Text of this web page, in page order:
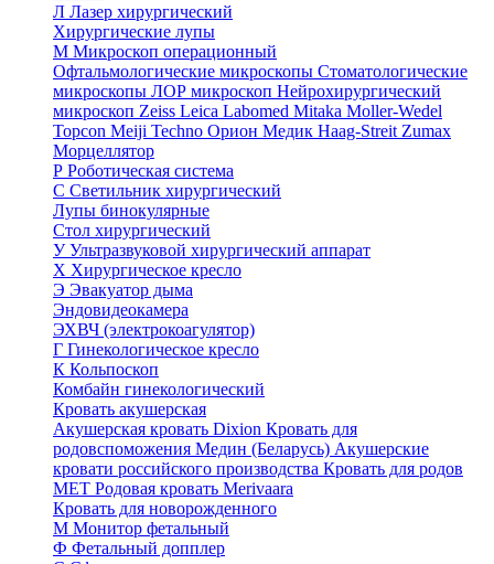
Л Лазер хирургический
Хирургические лупы
М Микроскоп операционный
Офтальмологические микроскопы Стоматологические
микроскопы ЛОР микроскоп Нейрохирургический
микроскоп Zeiss Leica Labomed Mitaka Moller-Wedel
Topcon Meiji Techno Орион Медик Haag-Streit Zumax
Морцеллятор
Р Роботическая система
С Светильник хирургический
Лупы бинокулярные
Стол хирургический
УУльтразвуковой хирургический аппарат
Х Хирургическое кресло
Э Эвакуатор дыма
Эндовидеокамера
ЭХВЧ (электрокоагулятор)
Г Гинекологическое кресло
К Кольпоскоп
Комбайн гинекологический
Кровать акушерская
Акушерская кровать Dixion Кровать для
родовспоможения Медин (Беларусь) Акушерские
кровати российского производства Кровать для родов
МЕТ Родовая кровать Merivaara
Кровать для новорожденного
М Монитор фетальный
Ф Фетальный допплер